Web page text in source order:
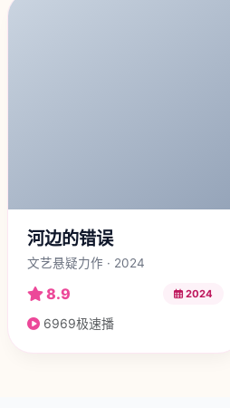
河边的错误
文艺悬疑力作 · 2024
8.9 2024
6969极速播